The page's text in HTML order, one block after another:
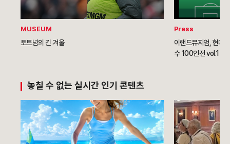
MUSEUM
토트넘의 긴 겨울
Press
이랜드뮤지엄, 현대
수 100인전 vol.1>
놓칠 수 없는 실시간 인기 콘텐츠